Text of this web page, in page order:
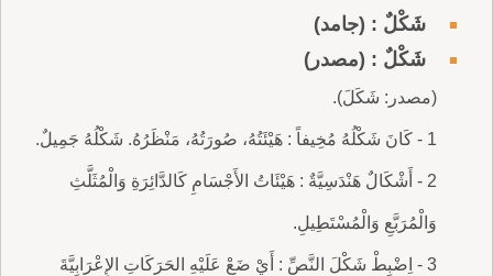
شَكْلٌ : (جامد)
شَكْلٌ : (مصدر)
(مصدر: شَكَلَ).
1 - كَانَ شَكْلُهُ مُخِيفاً : هَيْئَتُهُ، صُورَتُهُ، مَنْظَرُهُ. شَكْلُهُ جَمِيلٌ.
2 - أَشْكَالٌ هَنْدَسِيَّةٌ : هَيْئَاتُ الأَجْسَامِ كَالدَّائِرَةِ وَالْمُثَلَّثِ
وَالْمُرَبَّعِ وَالْمُسْتَطِيلِ.
3 - اِضْبِطْ شَكْلَ النَّصِّ : أَيْ ضَعْ عَلَيْهِ الحَرَكَاتِ الإِعْرَابِيَّةَ